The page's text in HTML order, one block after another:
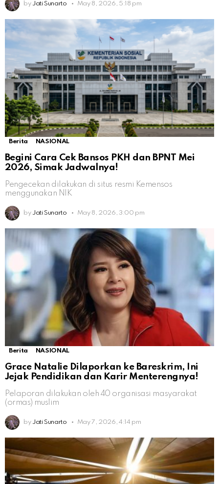
by Jati Sunarto May 8, 2026, 5:18 pm
Berita NASIONAL
Begini Cara Cek Bansos PKH dan BPNT Mei
2026, Simak Jadwalnya!
Pengecekan dilakukan di situs resmi Kemensos
menggunakan NIK
by Jati Sunarto May 8, 2026, 3:00 pm
Berita NASIONAL
Grace Natalie Dilaporkan ke Bareskrim, Ini
Jejak Pendidikan dan Karir Menterengnya!
Pelaporan dilakukan oleh 40 organisasi masyarakat
(ormas) muslim
by Jati Sunarto May 7, 2026, 4:14 pm